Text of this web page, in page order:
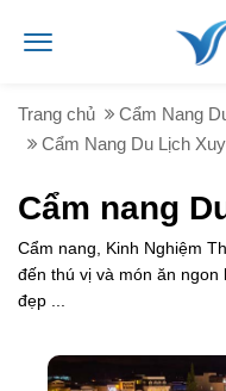
Trang chủ
Cẩm Nang
Cẩm Nang Du Lịch
Cẩm nang
Cẩm nang, Kinh Nghiệm
đến thú vị và món ăn ngon
đẹp ...